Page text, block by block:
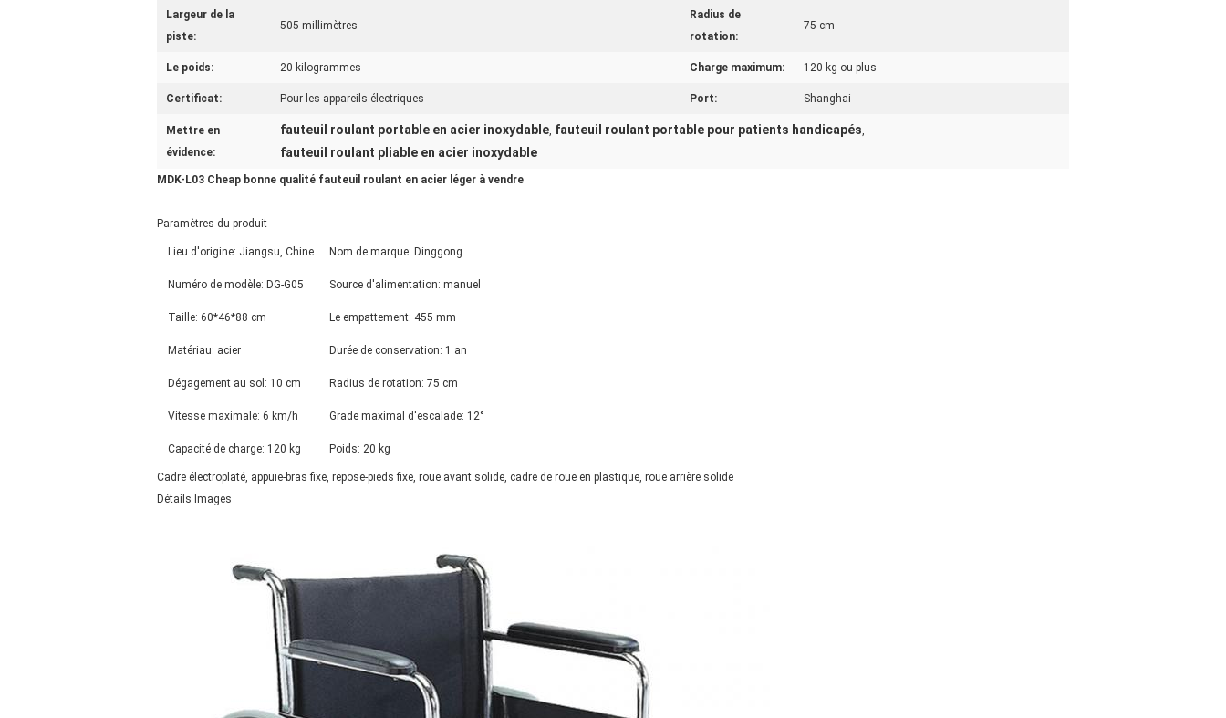
Largeur de la
piste:
505 millimètres
Radius de
rotation:
75 cm
Le poids: 20 kilogrammes Charge maximum: 120 kg ou plus
Certificat: Pour les appareils électriques Port: Shanghai
Mettre en
évidence:
fauteuil roulant portable en acier inoxydable, fauteuil roulant portable pour patients handicapés,
fauteuil roulant pliable en acier inoxydable
MDK-L03 Cheap bonne qualité fauteuil roulant en acier léger à vendre
Paramètres du produit
Lieu d'origine: Jiangsu, Chine Nom de marque: Dinggong
Numéro de modèle: DG-G05 Source d'alimentation: manuel
Taille: 60*46*88 cm Le empattement: 455 mm
Matériau: acier Durée de conservation: 1 an
Dégagement au sol: 10 cm Radius de rotation: 75 cm
Vitesse maximale: 6 km/h Grade maximal d'escalade: 12°
Capacité de charge: 120 kg Poids: 20 kg
Cadre électroplaté, appuie-bras fixe, repose-pieds fixe, roue avant solide, cadre de roue en plastique, roue arrière solide
Détails Images